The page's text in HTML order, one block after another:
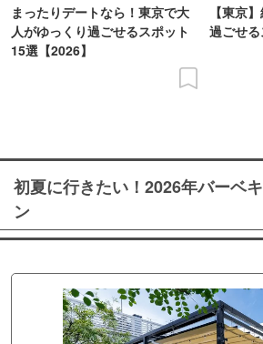
まったりデートなら！東京で大
人がゆっくり過ごせるスポット
15選【2026】
【東京
過ごせ
初夏に行きたい！2026年バーベ
ン